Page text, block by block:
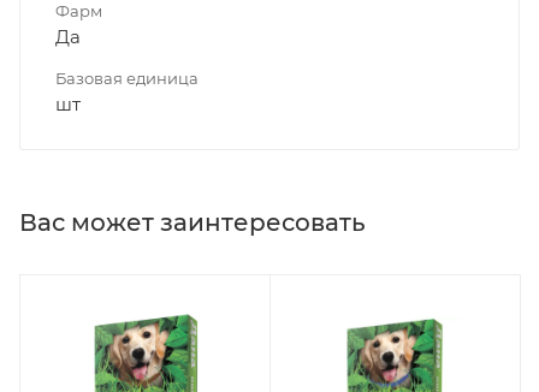
Фарм
Да
Базовая единица
шт
Вас может заинтересовать